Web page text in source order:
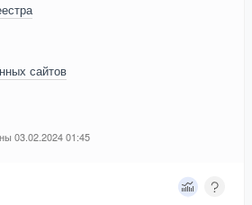
сайтов
03.02.2024 01:45